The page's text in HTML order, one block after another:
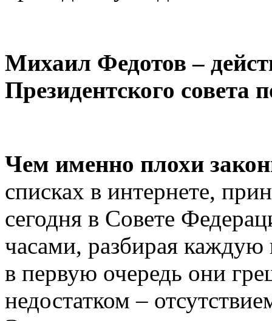
Михаил Федотов –
Президентского совета
Чем именно плохи
списках в интернете,
сегодня в Совете
часами, разбирая каждую
в первую очередь они
недостатком –